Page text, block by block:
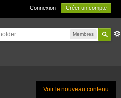
Connexion Créer un compte
Membres
Voir le nouveau contenu